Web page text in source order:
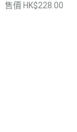
售價 HK$228.00